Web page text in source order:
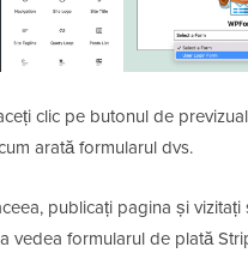
clic pe butonul de
arată formularul dvs.
publicați pagina și vizitați
vedea formularul de plată